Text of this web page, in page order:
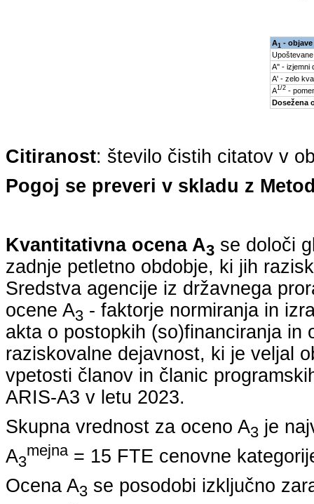
A1 - objave
A'' - izjemni
A' - zelo
A1/2-
Dosežena
Citiranost: število čistih citatov v
Pogoj se preveri v skladu z
Kvantitativna ocena A3 se določi
zadnje petletno obdobje, ki jih
Sredstva agencije iz državnega
ocene A3 - faktorje normiranja in
akta o postopkih (so)financiranja in
raziskovalne dejavnost, ki je veljal
vpetosti članov in članic
ARIS-A3 v letu 2023.
Skupna vrednost za oceno A3 je
A3
mejna= 15 FTE cenovne
Ocena A3 se posodobi izključno